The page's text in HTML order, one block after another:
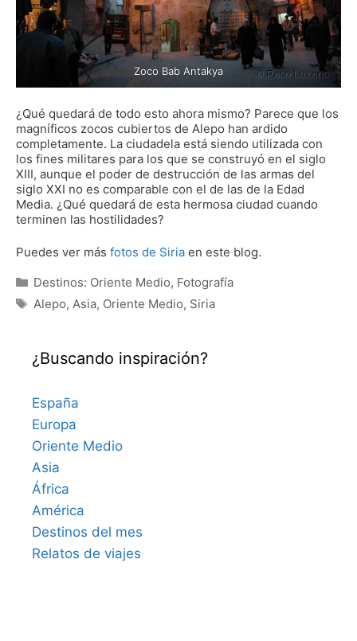
Zoco Bab Antakya
¿Qué quedará de todo esto ahora mismo? Parece que los
magníficos zocos cubiertos de Alepo han ardido
completamente. La ciudadela está siendo utilizada con
los fines militares para los que se construyó en el siglo
XIII, aunque el poder de destrucción de las armas del
siglo XXI no es comparable con el de las de la Edad
Media. ¿Qué quedará de esta hermosa ciudad cuando
terminen las hostilidades?
Puedes ver más fotos de Siria en este blog.
Categorías
Destinos: Oriente Medio, Fotografía
Etiquetas
Alepo, Asia, Oriente Medio, Siria
¿Buscando inspiración?
España
Europa
Oriente Medio
Asia
África
América
Destinos del mes
Relatos de viajes